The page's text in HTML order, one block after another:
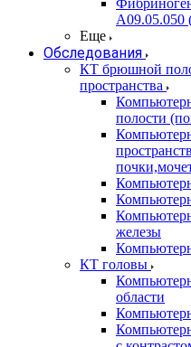
Еще
Обследования
КТ брюшной
пространства
полости
железы
КТ головы
области